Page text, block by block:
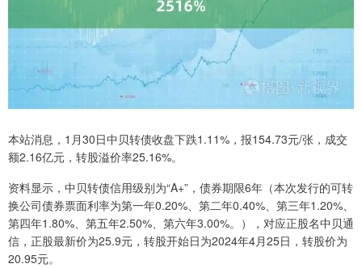
本站消息，1月30日中贝转债收盘下跌1.11%，报154.73元/张，成交
额2.16亿元，转股溢价率25.16%。
资料显示，中贝转债信用级别为“A+”，债券期限6年（本次发行的可转
换公司债券票面利率为第一年0.20%、第二年0.40%、第三年1.20%、
第四年1.80%、第五年2.50%、第六年3.00%。），对应正股名中贝通
信，正股最新价为25.9元，转股开始日为2024年4月25日，转股价为
20.95元。